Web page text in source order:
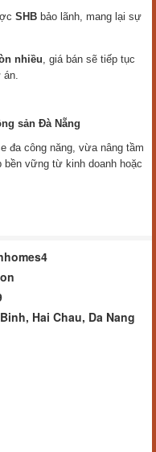
SHB bảo lãnh, mang lại sự
nhiều, giá bán sẽ tiếp tục
án.
sản Đà Nẵng
đa công năng, vừa nâng tầm
bền vững từ kinh doanh hoặc
Hai Chau, Da Nang